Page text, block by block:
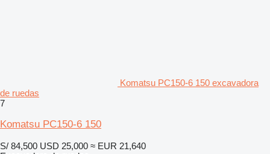
Komatsu PC150-6 150 excavadora
de ruedas
7
Komatsu PC150-6 150
S/ 84,500 USD 25,000 ≈ EUR 21,640